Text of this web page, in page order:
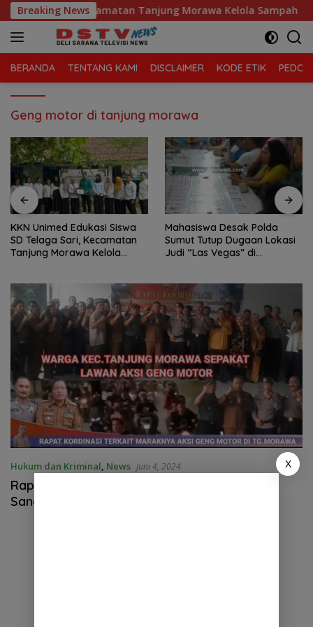
Langsung
ke
konten
Breaking News
Telaga Sari, Kecamatan Tanjung Morawa Kelola Sampah
BERANDA TENTANG KAMI DISCLAIMER KODE ETIK
Geng motor di tanjung morawa
KKN Unimed Edukasi Siswa
SD Telaga Sari, Kecamatan
Tanjung Morawa Kelola
Mahasiswa Desak Polda
Sumut Tutup Dugaan Lokasi
Judi “Las Vegas” di
Hukum dan Kriminal, News Juni 4, 2024
Rapat Kordinasi Maraknya Geng Motor Yang
Sangat Meresahkan di Tanjung Morawa
X